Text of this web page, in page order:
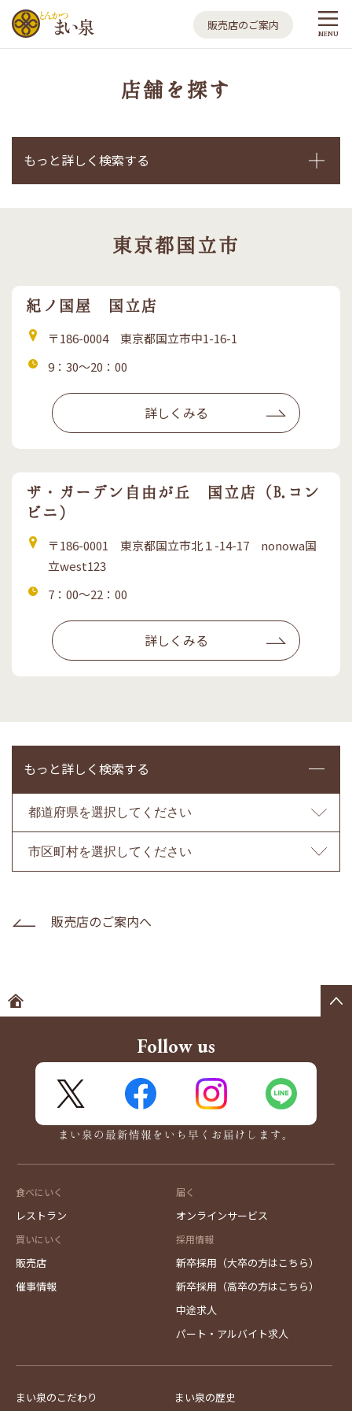
とんかつ まい泉
販売店のご案内
MENU
店舗を探す
もっと詳しく検索する
東京都国立市
紀ノ国屋 国立店
住〒186-0004 東京都国立市中1-16-1
営
9：30～20：00
詳しくみる
ザ・ガーデン自由が丘 国立店（B.コン
ビニ）
住〒186-0001 東京都国立市北１-14-17 nonowa国
立west123
営7：00～22：00
詳しくみる
もっと詳しく検索する
販売店のご案内へ
Follow us
FaceBook Instagram
まい泉の最新情報をいち早くお届けします。
食べにいく
レストラン
買いにいく
販売店
催事情報
届く
オンラインサービス
採用情報
新卒採用（大卒の方はこちら）
新卒採用（高卒の方はこちら）
中途求人
パート・アルバイト求人
まい泉のこだわり まい泉の歴史